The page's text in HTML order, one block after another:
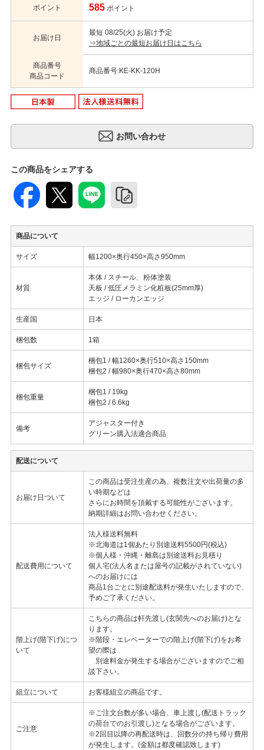
ポイント 585 ポイント
お届け日
最短 08/25(火) お届け予定
⇒地域ごとの最短お届け日はこちら
商品番号
商品コード
商品番号:KE-KK-120H
この商品をシェアする
商品について
サイズ 幅1200×奥行450×高さ950mm
材質
本体 / スチール、粉体塗装
天板 / 低圧メラミン化粧板(25mm厚)
エッジ / ローカンエッジ
生産国 日本
梱包数 1箱
梱包サイズ
梱包1 / 幅1260×奥行510×高さ150mm
梱包2 / 幅980×奥行470×高さ80mm
梱包重量
梱包1 / 19kg
梱包2 / 6.6kg
備考
アジャスター付き
グリーン購入法適合商品
配送について
お届け日ついて
この商品は受注生産の為、複数注文や出荷量の多
い時期などは
さらにお時間を頂戴する可能性がございます。
納期詳細はお問い合わせください。
配送費用について
法人様送料無料
※北海道は1個あたり別途送料5500円(税込)
※個人様・沖縄・離島は別途送料お見積り
個人宅(法人名または屋号の記載がされていない)
へのお届けには
商品1台ごとに別途配送料が発生いたしますので、
予めご了承ください。
階上げ(階下げ)につ
いて
こちらの商品は軒先渡し(玄関先へのお届け)とな
ります。
※階段・エレベーターでの階上げ(階下げ)をお希
望の際は
別途料金が発生する場合がございますのでご相
談下さい。
組立について お客様組立の商品です。
ご注意
※ご注文台数が多い場合、車上渡し(配送トラック
の荷台でのお引渡し)となる場合がございます。
※2回目以降の再配送時は、回数分の持ち帰り費用
が発生します。(金額は都度確認致します)